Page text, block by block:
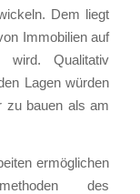
Dem liegt
Immobilien auf
wird. Qualitativ
Lagen würden
zu bauen als am
ermöglichen
des